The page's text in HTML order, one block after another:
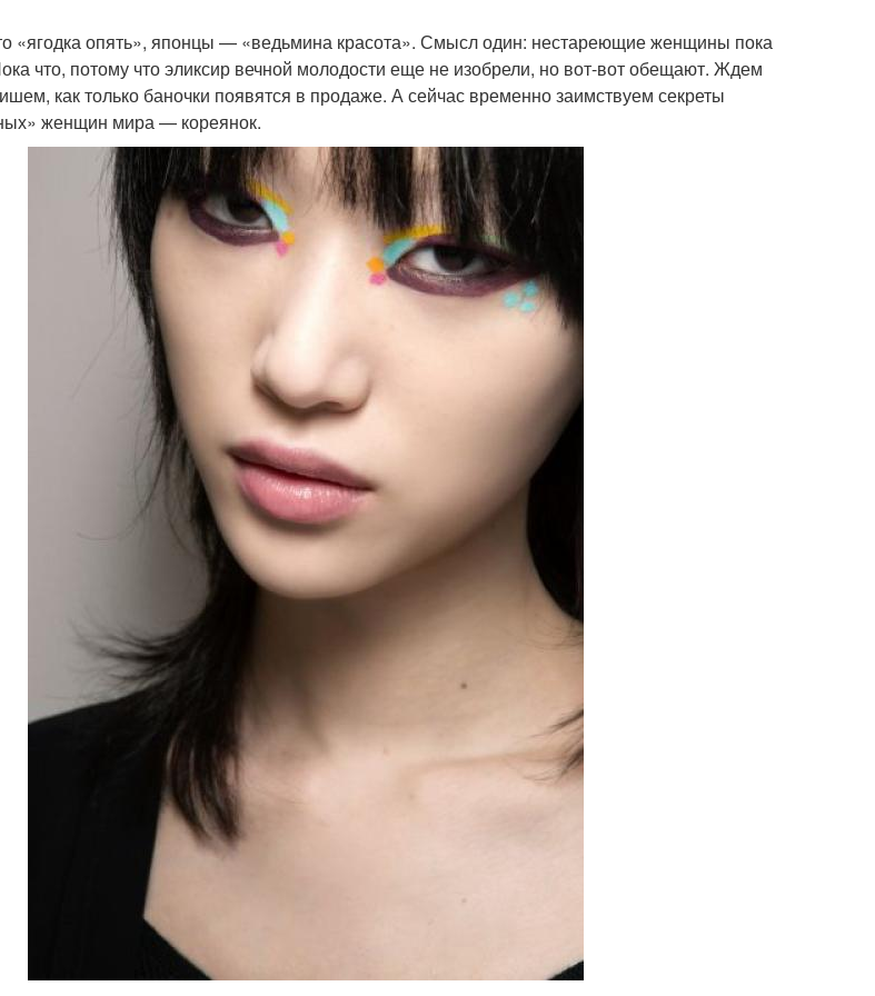
«ягодка опять», японцы — «ведьмина красота». Смысл один: нестареющие женщины пока
что, потому что эликсир вечной молодости еще не изобрели, но вот-вот обещают. Ждем
как только баночки появятся в продаже. А сейчас временно заимствуем секреты
женщин мира — кореянок.